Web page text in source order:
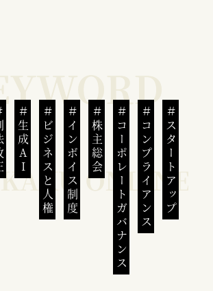
生成AI ビジネスと人権インボイス制度 株主総会 コーポレートガバナンスコンプライアンススタートアップ